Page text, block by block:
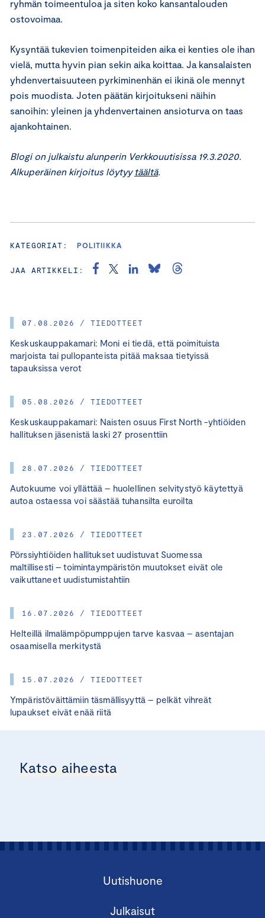
07.08.2026 / TIEDOTTEET
Keskuskauppakamari: Moni ei tiedä, että poimituista
marjoista tai pullopanteista pitää maksaa tietyissä
tapauksissa verot
05.08.2026 / TIEDOTTEET
Keskuskauppakamari: Naisten osuus First North -yhtiöiden
hallituksen jäsenistä laski 27 prosenttiin
28.07.2026 / TIEDOTTEET
Autokuume voi yllättää – huolellinen selvitystyö käytettyä
autoa ostaessa voi säästää tuhansilta euroilta
23.07.2026 / TIEDOTTEET
Pörssiyhtiöiden hallitukset uudistuvat Suomessa
maltillisesti – toimintaympäristön muutokset eivät ole
vaikuttaneet uudistumistahtiin
16.07.2026 / TIEDOTTEET
Helteillä ilmalämpöpumppujen tarve kasvaa – asentajan
osaamisella merkitystä
15.07.2026 / TIEDOTTEET
Ympäristöväittämiin täsmällisyyttä – pelkät vihreät
lupaukset eivät enää riitä
ryhmän toimeentuloa ja siten koko kansantalouden
ostovoimaa.
Kysyntää tukevien toimenpiteiden aika ei kenties ole ihan
vielä, mutta hyvin pian sekin aika koittaa. Ja kansalaisten
yhdenvertaisuuteen pyrkiminenhän ei ikinä ole mennyt
pois muodista. Joten päätän kirjoitukseni näihin
sanoihin: yleinen ja yhdenvertainen ansioturva on taas
ajankohtainen.
Blogi on julkaistu alunperin Verkkouutisissa 19.3.2020.
Alkuperäinen kirjoitus löytyy täältä.
KATEGORIAT: POLITIIKKA
JAA ARTIKKELI:
Katso aiheesta
Uutishuone
Julkaisut